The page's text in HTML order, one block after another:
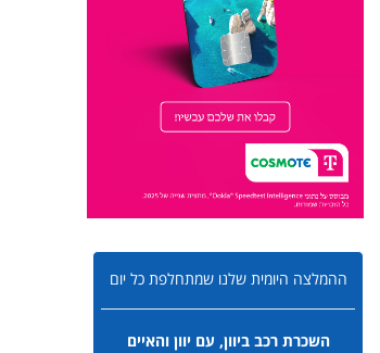
ההמלצה היומית שלנו שמתחלפת כל יום
השכרת רכב ביוון, עם יוון והאיים